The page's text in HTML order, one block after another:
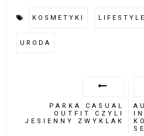
KOSMETYKI LIFESTYLE
URODA
PARKA CASUAL
OUTFIT CZYLI
JESIENNY ZWYKLAK